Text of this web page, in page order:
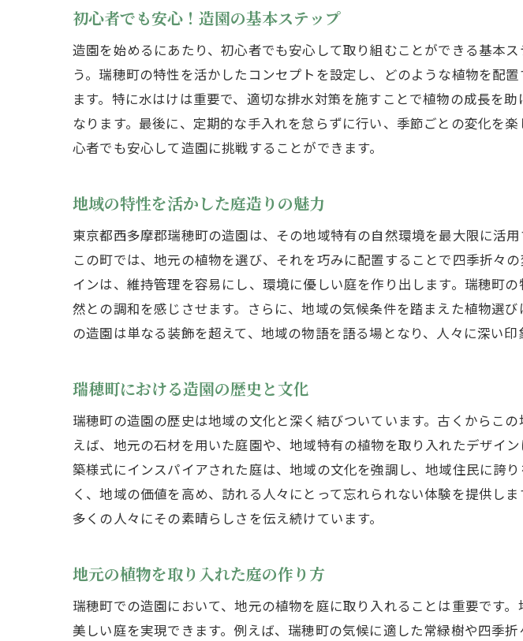
地形を活かした
水を使った庭の
石材を使った和
生態系を考慮し
プライバシーを
使いやすさを考
予算に応じた造
DIYでできる簡単
庭のテーマに合
ヒートアイラン
フラワーガーデ
地域での造園の
造園業界で働く
初心者でも安心！造園の基本ステップ
造園を始めるにあたり、初心者でも安心して取り組むことができる基本
う。瑞穂町の特性を活かしたコンセプトを設定し、どのような植物を配
ます。特に水はけは重要で、適切な排水対策を施すことで植物の成長を
なります。最後に、定期的な手入れを怠らずに行い、季節ごとの変化を
心者でも安心して造園に挑戦することができます。
地域の特性を活かした庭造りの魅力
東京都西多摩郡瑞穂町の造園は、その地域特有の自然環境を最大限に活
この町では、地元の植物を選び、それを巧みに配置することで四季折々
インは、維持管理を容易にし、環境に優しい庭を作り出します。瑞穂町
然との調和を感じさせます。さらに、地域の気候条件を踏まえた植物選
の造園は単なる装飾を超えて、地域の物語を語る場となり、人々に深い印
瑞穂町における造園の歴史と文化
瑞穂町の造園の歴史は地域の文化と深く結びついています。古くからこ
えば、地元の石材を用いた庭園や、地域特有の植物を取り入れたデザイ
築様式にインスパイアされた庭は、地域の文化を強調し、地域住民に誇
く、地域の価値を高め、訪れる人々にとって忘れられない体験を提供し
多くの人々にその素晴らしさを伝え続けています。
地元の植物を取り入れた庭の作り方
瑞穂町での造園において、地元の植物を庭に取り入れることは重要です
美しい庭を実現できます。例えば、瑞穂町の気候に適した常緑樹や四季